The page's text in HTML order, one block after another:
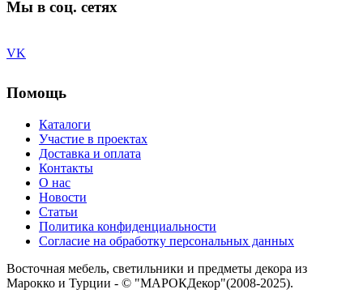
Мы в соц. сетях
VK
Помощь
Каталоги
Участие в проектах
Доставка и оплата
Контакты
О нас
Новости
Статьи
Политика конфиденциальности
Согласие на обработку персональных данных
Восточная мебель, светильники и предметы декора из
Марокко и Турции - © "МАРОКДекор"(2008-2025).